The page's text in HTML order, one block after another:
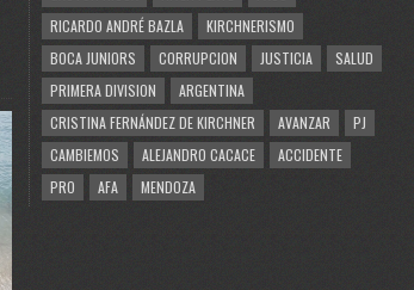
RICARDO ANDRÉ BAZLA
KIRCHNERISMO
BOCA JUNIORS
CORRUPCION JUSTICIA
SALUD
PRIMERA DIVISION
ARGENTINA
CRISTINA FERNÁNDEZ DE KIRCHNER
AVANZAR
PJ
CAMBIEMOS
ALEJANDRO CACACE
ACCIDENTE
PRO
AFA MENDOZA